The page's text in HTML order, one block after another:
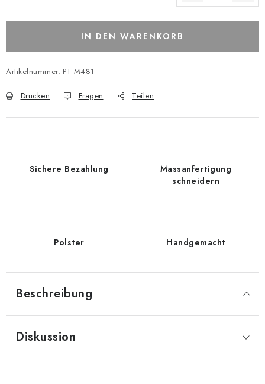
IN DEN WARENKORB
Artikelnummer: PT-M481
Drucken Fragen Teilen
Sichere Bezahlung
Massanfertigung
schneidern
Polster Handgemacht
Beschreibung
Diskussion